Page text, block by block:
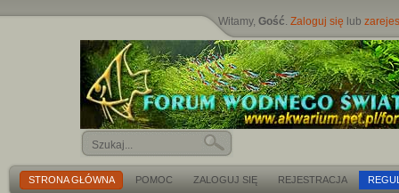
Witamy,Gość.Zaloguj się lub
STRONA GŁÓWNA POMOC ZALOGUJ SIĘ REJESTRACJA